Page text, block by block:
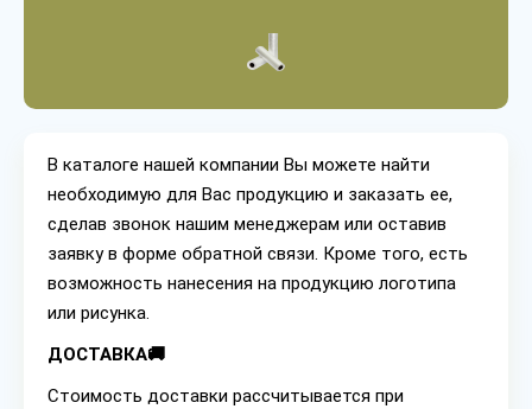
В каталоге нашей компании Вы можете найти
необходимую для Вас продукцию и заказать ее,
сделав звонок нашим менеджерам или оставив
заявку в форме обратной связи. Кроме того, есть
возможность нанесения на продукцию логотипа
или рисунка.
ДОСТАВКА🚚
Стоимость доставки рассчитывается при